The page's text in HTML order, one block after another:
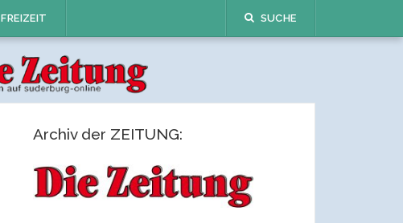
FREIZEIT SUCHE
Archiv der ZEITUNG: